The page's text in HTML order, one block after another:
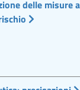
delle misure